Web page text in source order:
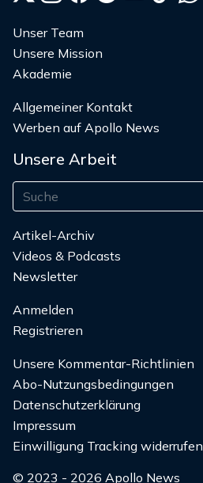
Unser Team
Unsere Mission
Akademie
Allgemeiner Kontakt
Werben auf Apollo News
Unsere Arbeit
Artikel-Archiv
Videos & Podcasts
Newsletter
Anmelden
Registrieren
Unsere Kommentar-Richtlinien
Abo-Nutzungsbedingungen
Datenschutzerklärung
Impressum
Einwilligung Tracking widerrufen
© 2023 - 2026 Apollo News